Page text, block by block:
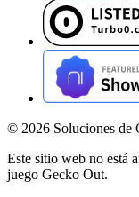
© 2026 Soluciones de
Este sitio web no está
juego Gecko Out.